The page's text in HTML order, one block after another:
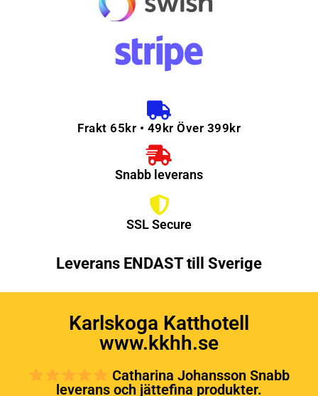
Frakt 65kr • 49kr Över 399kr
Snabb leverans
SSL Secure
Leverans ENDAST till Sverige
Karlskoga Katthotell
www.kkhh.se
Catharina Johansson Snabb
leverans och jättefina produkter.